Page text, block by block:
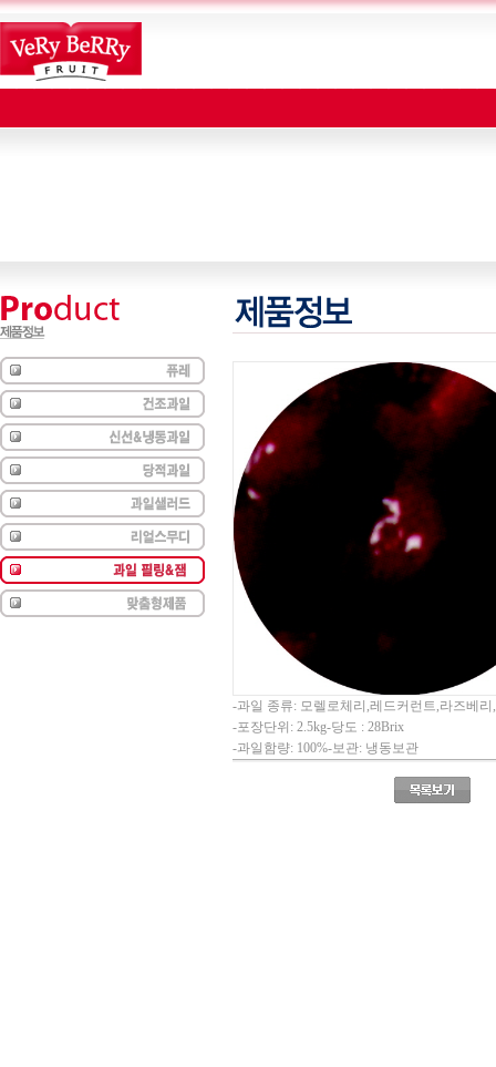
-과일 종류: 모렐로체리,레드커런트,라즈베
-포장단위: 2.5kg-당도 : 28Brix
-과일함량: 100%-보관: 냉동보관